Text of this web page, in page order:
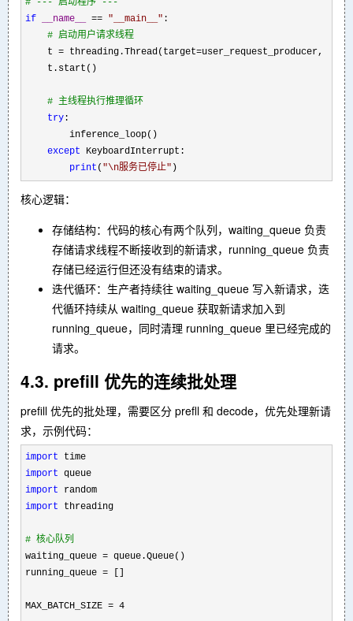
# --- 启动程序 ---
if
__name__ == " __main__ " :
# 启动用户请求线程
t = threading.Thread(target=user_request_producer,
    t.start()
# 主线程执行推理循环
try :
        inference_loop()
except KeyboardInterrupt:
print ( "\n服务已停止" )
核心逻辑：
存储结构：代码的核心有两个队列，waiting_queue 负责
存储请求线程不断接收到的新请求，running_queue 负责
存储已经运行但还没有结束的请求。
迭代循环：生产者持续往 waiting_queue 写入新请求，迭
代循环持续从 waiting_queue 获取新请求加入到
running_queue，同时清理 running_queue 里已经完成的
请求。
4.3. prefill 优先的连续批处理
prefill 优先的批处理，需要区分 prefll 和 decode，优先处理新请
求，示例代码：
import
import
import
import threading
# 核心队列
waiting_queue = queue.Queue()
running_queue =
MAX_BATCH_SIZE = 4